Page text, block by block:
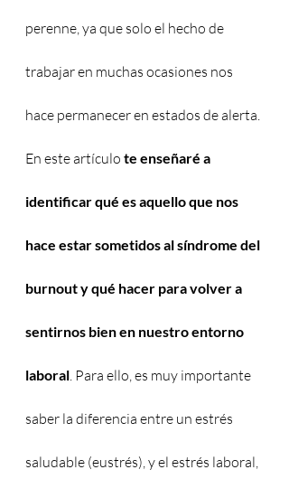
perenne, ya que solo el hecho de
trabajar en muchas ocasiones nos
hace permanecer en estados de alerta.
En este artículo te enseñaré a
identificar qué es aquello que nos
hace estar sometidos al síndrome del
burnout y qué hacer para volver a
sentirnos bien en nuestro entorno
laboral. Para ello, es muy importante
saber la diferencia entre un estrés
saludable (eustrés), y el estrés laboral,